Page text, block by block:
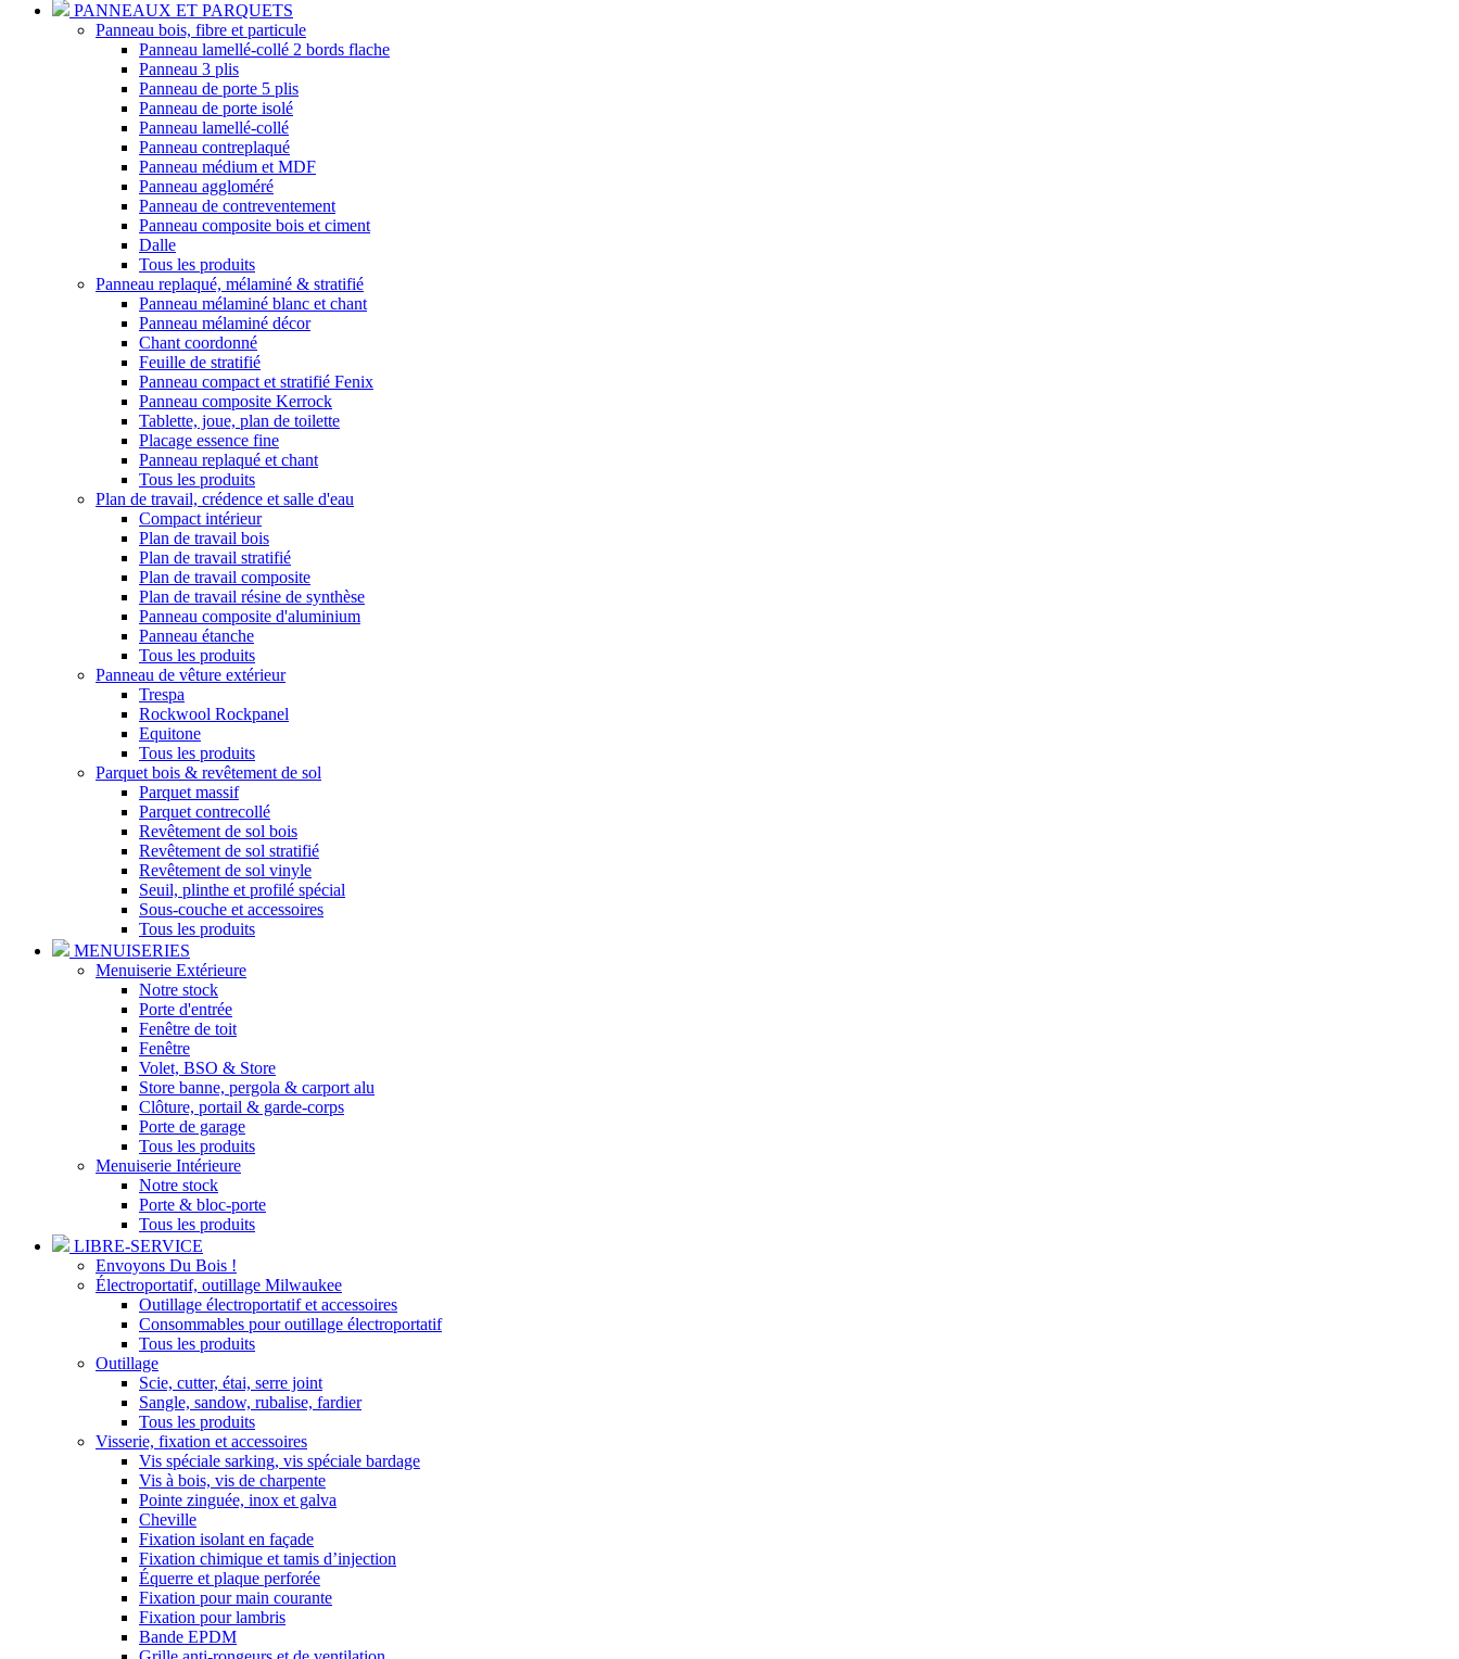
PANNEAUX ET PARQUETS
Panneau bois, fibre et particule
Panneau lamellé-collé 2 bords flache
Panneau 3 plis
Panneau de porte 5 plis
Panneau de porte isolé
Panneau lamellé-collé
Panneau contreplaqué
Panneau médium et MDF
Panneau aggloméré
Panneau de contreventement
Panneau composite bois et ciment
Dalle
Tous les produits
Panneau replaqué, mélaminé & stratifié
Panneau mélaminé blanc et chant
Panneau mélaminé décor
Chant coordonné
Feuille de stratifié
Panneau compact et stratifié Fenix
Panneau composite Kerrock
Tablette, joue, plan de toilette
Placage essence fine
Panneau replaqué et chant
Tous les produits
Plan de travail, crédence et salle d'eau
Compact intérieur
Plan de travail bois
Plan de travail stratifié
Plan de travail composite
Plan de travail résine de synthèse
Panneau composite d'aluminium
Panneau étanche
Tous les produits
Panneau de vêture extérieur
Trespa
Rockwool Rockpanel
Equitone
Tous les produits
Parquet bois & revêtement de sol
Parquet massif
Parquet contrecollé
Revêtement de sol bois
Revêtement de sol stratifié
Revêtement de sol vinyle
Seuil, plinthe et profilé spécial
Sous-couche et accessoires
Tous les produits
MENUISERIES
Menuiserie Extérieure
Notre stock
Porte d'entrée
Fenêtre de toit
Fenêtre
Volet, BSO & Store
Store banne, pergola & carport alu
Clôture, portail & garde-corps
Porte de garage
Tous les produits
Menuiserie Intérieure
Notre stock
Porte & bloc-porte
Tous les produits
LIBRE-SERVICE
Envoyons Du Bois !
Électroportatif, outillage Milwaukee
Outillage électroportatif et accessoires
Consommables pour outillage électroportatif
Tous les produits
Outillage
Scie, cutter, étai, serre joint
Sangle, sandow, rubalise, fardier
Tous les produits
Visserie, fixation et accessoires
Vis spéciale sarking, vis spéciale bardage
Vis à bois, vis de charpente
Pointe zinguée, inox et galva
Cheville
Fixation isolant en façade
Fixation chimique et tamis d’injection
Équerre et plaque perforée
Fixation pour main courante
Fixation pour lambris
Bande EPDM